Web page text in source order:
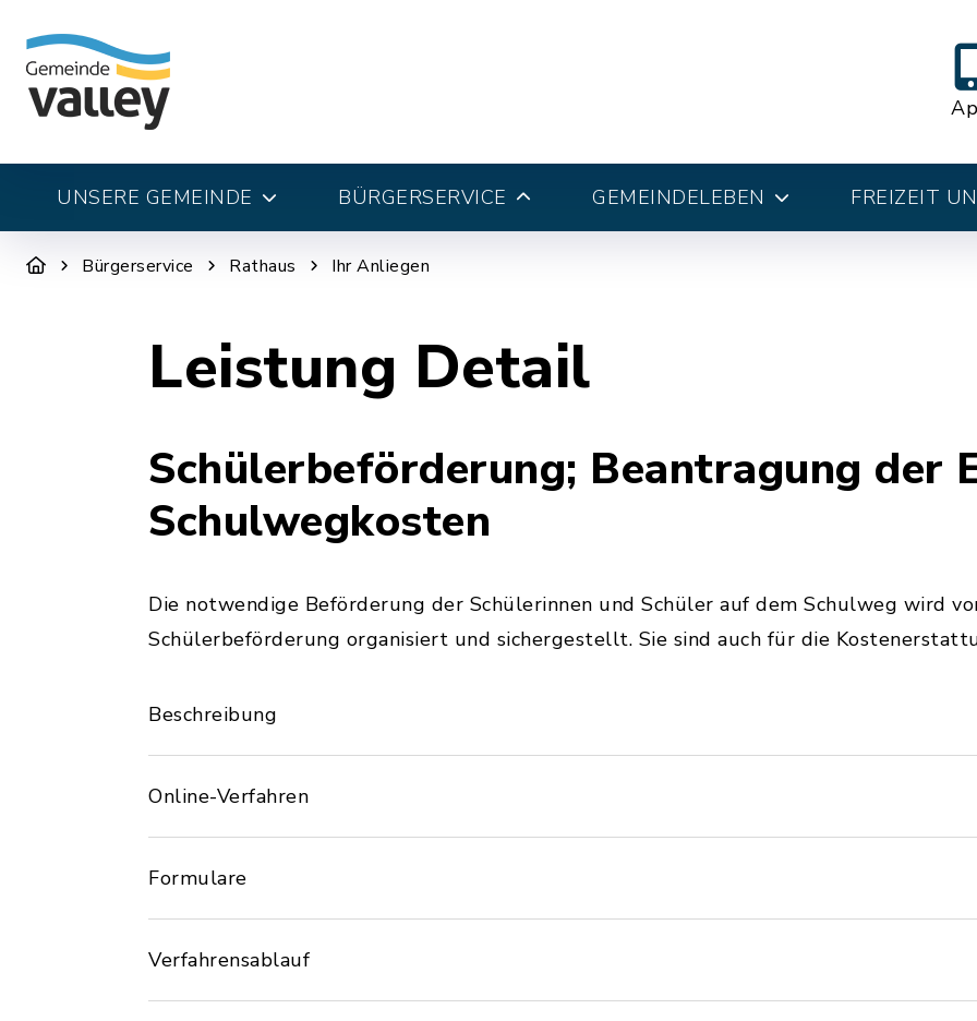
UNSERE GEMEINDE BÜRGERSERVICE GEMEINDELEBEN FREIZEIT
Bürgerservice Rathaus Ihr Anliegen
Leistung Detail
Schülerbeförderung; Beantragung der
Schulwegkosten
Die notwendige Beförderung der Schülerinnen und Schüler auf dem Schulweg wird
Schülerbeförderung organisiert und sichergestellt. Sie sind auch für die
Beschreibung
Online-Verfahren
Formulare
Verfahrensablauf